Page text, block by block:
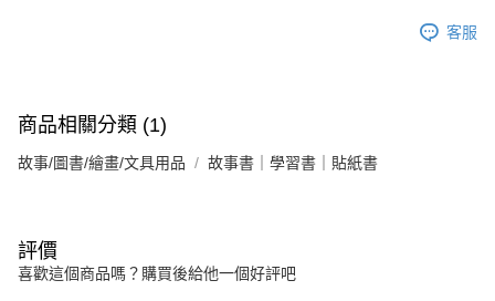
客服
商品相關分類 (1)
故事/圖書/繪畫/文具用品 故事書｜學習書｜貼紙書
評價
喜歡這個商品嗎？購買後給他一個好評吧